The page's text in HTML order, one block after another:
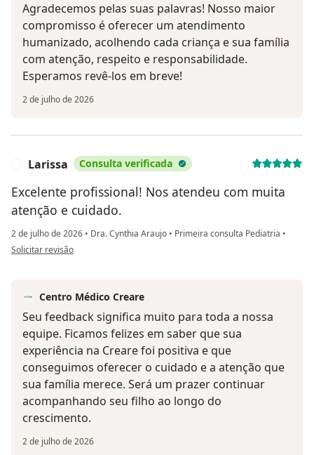
Agradecemos pelas suas palavras! Nosso maior
compromisso é oferecer um atendimento
humanizado, acolhendo cada criança e sua família
com atenção, respeito e responsabilidade.
Esperamos revê-los em breve!
2 de julho de 2026
Larissa Consulta verificada
Excelente profissional! Nos atendeu com muita
atenção e cuidado.
2 de julho de 2026 • Dra. Cynthia Araujo • Primeira consulta Pediatria •
na opinião do utilizador Larissa
Solicitar revisão
Centro Médico Creare
Seu feedback significa muito para toda a nossa
equipe. Ficamos felizes em saber que sua
experiência na Creare foi positiva e que
conseguimos oferecer o cuidado e a atenção que
sua família merece. Será um prazer continuar
acompanhando seu filho ao longo do
crescimento.
2 de julho de 2026